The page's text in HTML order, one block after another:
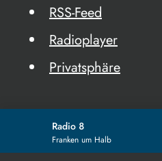
RSS-Feed
Radioplayer
Privatsphäre
Radio 8
Franken um Halb